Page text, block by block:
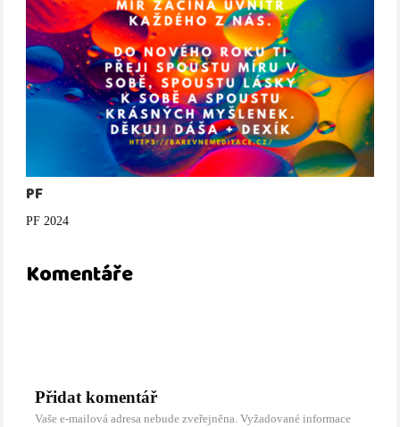
PF
PF 2024
Komentáře
Přidat komentář
Vaše e-mailová adresa nebude zveřejněna. Vyžadované informace